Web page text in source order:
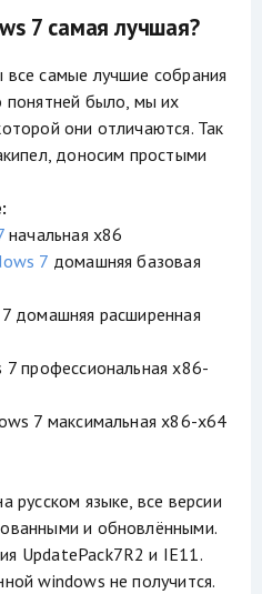
7 самая лучшая?
самые лучшие собрания
понятней было, мы их
они отличаются. Так
доносим простыми
начальная x86
7 домашняя базовая
домашняя расширенная
7 профессиональная x86-
7 максимальная x86-x64
русском языке, все версии
и обновлёнными.
UpdatePack7R2 и IE11.
windows не получится.